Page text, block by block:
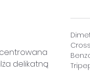
delikatną